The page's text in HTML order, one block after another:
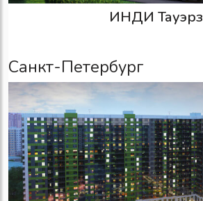
ИНДИ Тауэрз
Санкт-Петербург